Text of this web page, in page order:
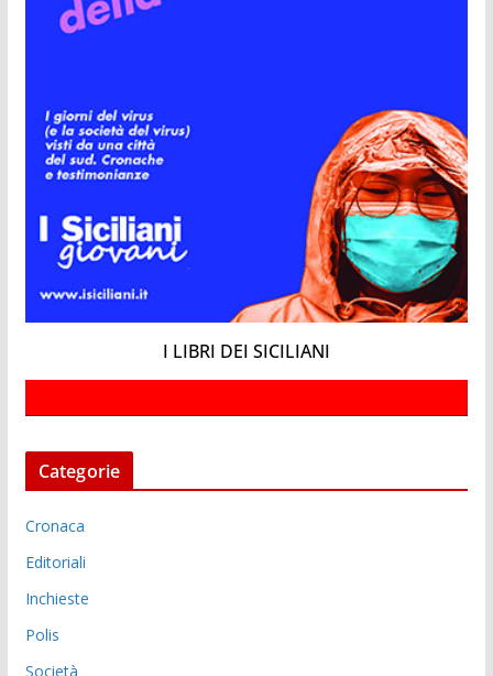
I LIBRI DEI SICILIANI
Categorie
Cronaca
Editoriali
Inchieste
Polis
Società